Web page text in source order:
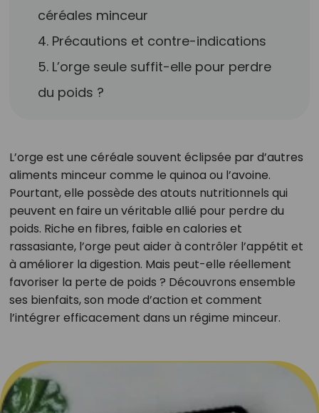
céréales minceur
4. Précautions et contre-indications
5. L’orge seule suffit-elle pour perdre
du poids ?
L’orge est une céréale souvent éclipsée par d’autres
aliments minceur comme le quinoa ou l’avoine.
Pourtant, elle possède des atouts nutritionnels qui
peuvent en faire un véritable allié pour perdre du
poids. Riche en fibres, faible en calories et
rassasiante, l’orge peut aider à contrôler l’appétit et
à améliorer la digestion. Mais peut-elle réellement
favoriser la perte de poids ? Découvrons ensemble
ses bienfaits, son mode d’action et comment
l’intégrer efficacement dans un régime minceur.